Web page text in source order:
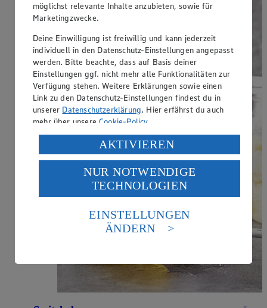
möglichst relevante Inhalte anzubieten, sowie für
Marketingzwecke.
Deine Einwilligung ist freiwillig und kann jederzeit
individuell in den Datenschutz-Einstellungen angepasst
werden. Bitte beachte, dass auf Basis deiner
Einstellungen ggf. nicht mehr alle Funktionalitäten zur
Verfügung stehen. Weitere Erklärungen sowie einen
Link zu den Datenschutz-Einstellungen findest du in
unserer Datenschutzerklärung. Hier erfährst du auch
mehr über unsereCookie-Policy.
Verarbeitung deiner personenbezogenen Daten in den
USA durch Facebook und YouTube:
Wenn du auf „Aktivieren“ klickst, willigst du im Sinne
des Art. 49 Abs. 1 Satz 1 lit. a) DSGVO ein, dass deine
Daten in den USA verarbeitet werden. Der EuGH sieht
die USA als Land mit einem nach europäischen
Standards nicht angemessenen Datenschutzniveau an.
Es besteht das Risiko eines Zugriffs durch US-
Informationen zum Herausgeber der Seite findest du
AKTIVIEREN
NUR NOTWENDIGE
TECHNOLOGIEN
EINSTELLUNGEN
ÄNDERN